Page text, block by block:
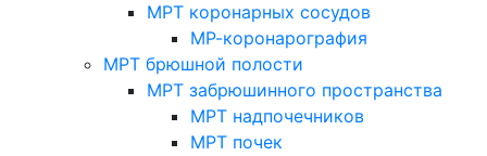
МРТ коронарных сосудов
МР-коронарография
МРТ брюшной полости
МРТ забрюшинного пространства
МРТ надпочечников
МРТ почек